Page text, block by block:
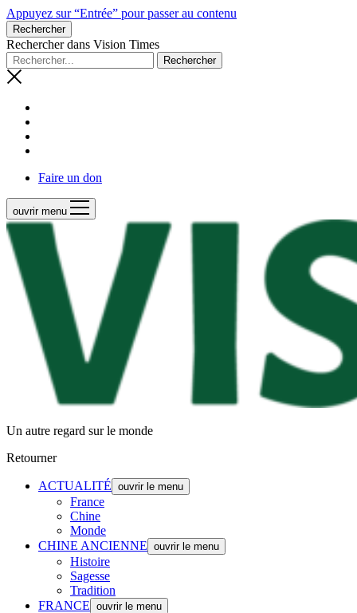
Appuyez sur “Entrée” pour passer au contenu
Rechercher
Rechercher dans Vision Times
Faire un don
ouvrir menu
Un autre regard sur le monde
Retourner
ACTUALITÉ ouvrir le menu
France
Chine
Monde
CHINE ANCIENNE ouvrir le menu
Histoire
Sagesse
Tradition
FRANCE ouvrir le menu